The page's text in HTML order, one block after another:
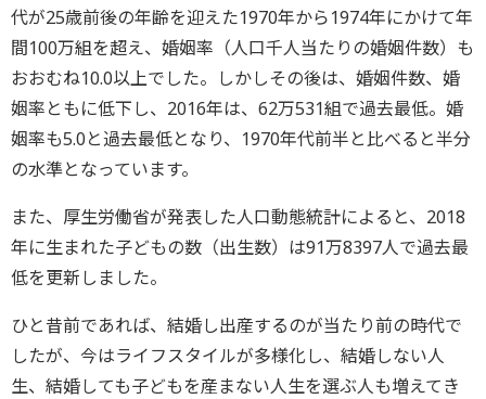
代が25歳前後の年齢を迎えた1970年から1974年にかけて年
間100万組を超え、婚姻率（人口千人当たりの婚姻件数）も
おおむね10.0以上でした。しかしその後は、婚姻件数、婚
姻率ともに低下し、2016年は、62万531組で過去最低。婚
姻率も5.0と過去最低となり、1970年代前半と比べると半分
の水準となっています。
また、厚生労働省が発表した人口動態統計によると、2018
年に生まれた子どもの数（出生数）は91万8397人で過去最
低を更新しました。
ひと昔前であれば、結婚し出産するのが当たり前の時代で
したが、今はライフスタイルが多様化し、結婚しない人
生、結婚しても子どもを産まない人生を選ぶ人も増えてき